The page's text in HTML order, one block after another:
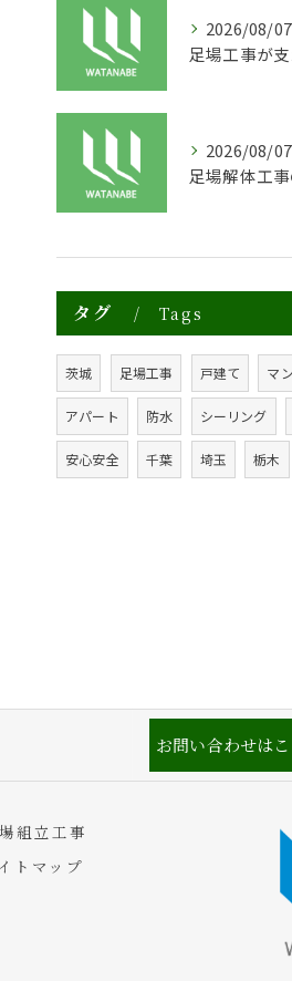
2026/08/07
2026/08/07
タグ Tags
茨城 足場工事 戸建て マ
アパート 防水 シーリング
安心安全 千葉 埼玉 栃木
お問い合わせは
組立工事
トマップ